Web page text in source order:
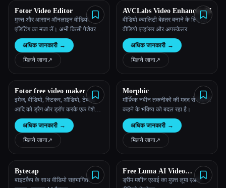
Fotor Video Editor
मुफ्त और आसान ऑनलाइन वीडियो
एडिटिंग का मजा लें। अभी किसी पेशेवर की
तरह वीडियो संपादित करने के लिए Fotor
ऑल-इन-वन वीडियो एडिटर आज़माएं!
अधिक जानकारी →
मिलने जाना↗︎
AVCLabs Video Enhancer AI
वीडियो क्वालिटी बेहतर बनाने के लिए AI
वीडियो एन्हांसर और अपस्केलर
अधिक जानकारी →
मिलने जाना↗︎
Fotor free video maker
इमेज, वीडियो, स्टिकर, ऑडियो, टेक्स्ट
आदि को ड्रैग और ड्रॉप करके एक पेशेवर
वीडियो बनाएं। YouTube वीडियो,
Instagram रील और TikToks बनाना
इससे आसान कभी नहीं रहा। किसी
विशेषज्ञता की ज़रूरत नहीं है।
अधिक जानकारी →
मिलने जाना↗︎
Morphic
मॉर्फ़िक नवीन तकनीकों की मदद से कहानी
कहने के भविष्य को बदल रहा है।
अधिक जानकारी →
मिलने जाना↗︎
Bytecap
बाइटकैप के साथ वीडियो सहभागिता
Free Luma AI Video
Generateor By Dream
ड्रीम मशीन एआई का मुफ़्त लूमा एआई